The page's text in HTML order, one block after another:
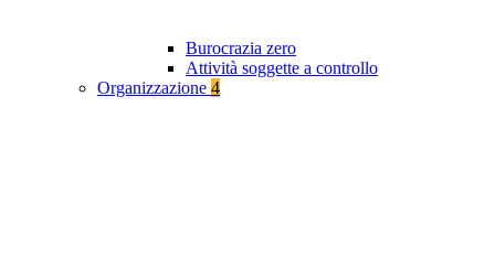
Burocrazia zero
Attività soggette a controllo
Organizzazione 4